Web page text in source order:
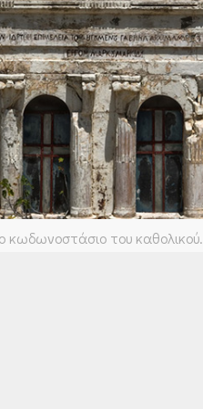
κωδωνοστάσιο του καθολικού.